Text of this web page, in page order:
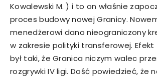
Kowalewski M. ) i to on właśnie
proces budowy nowej Granicy.
menedżerowi dano nieograniczony
w zakresie polityki transferowej. Efekt
był taki, że Granica niczym walec
rozgrywki IV ligi. Dość powiedzieć, że